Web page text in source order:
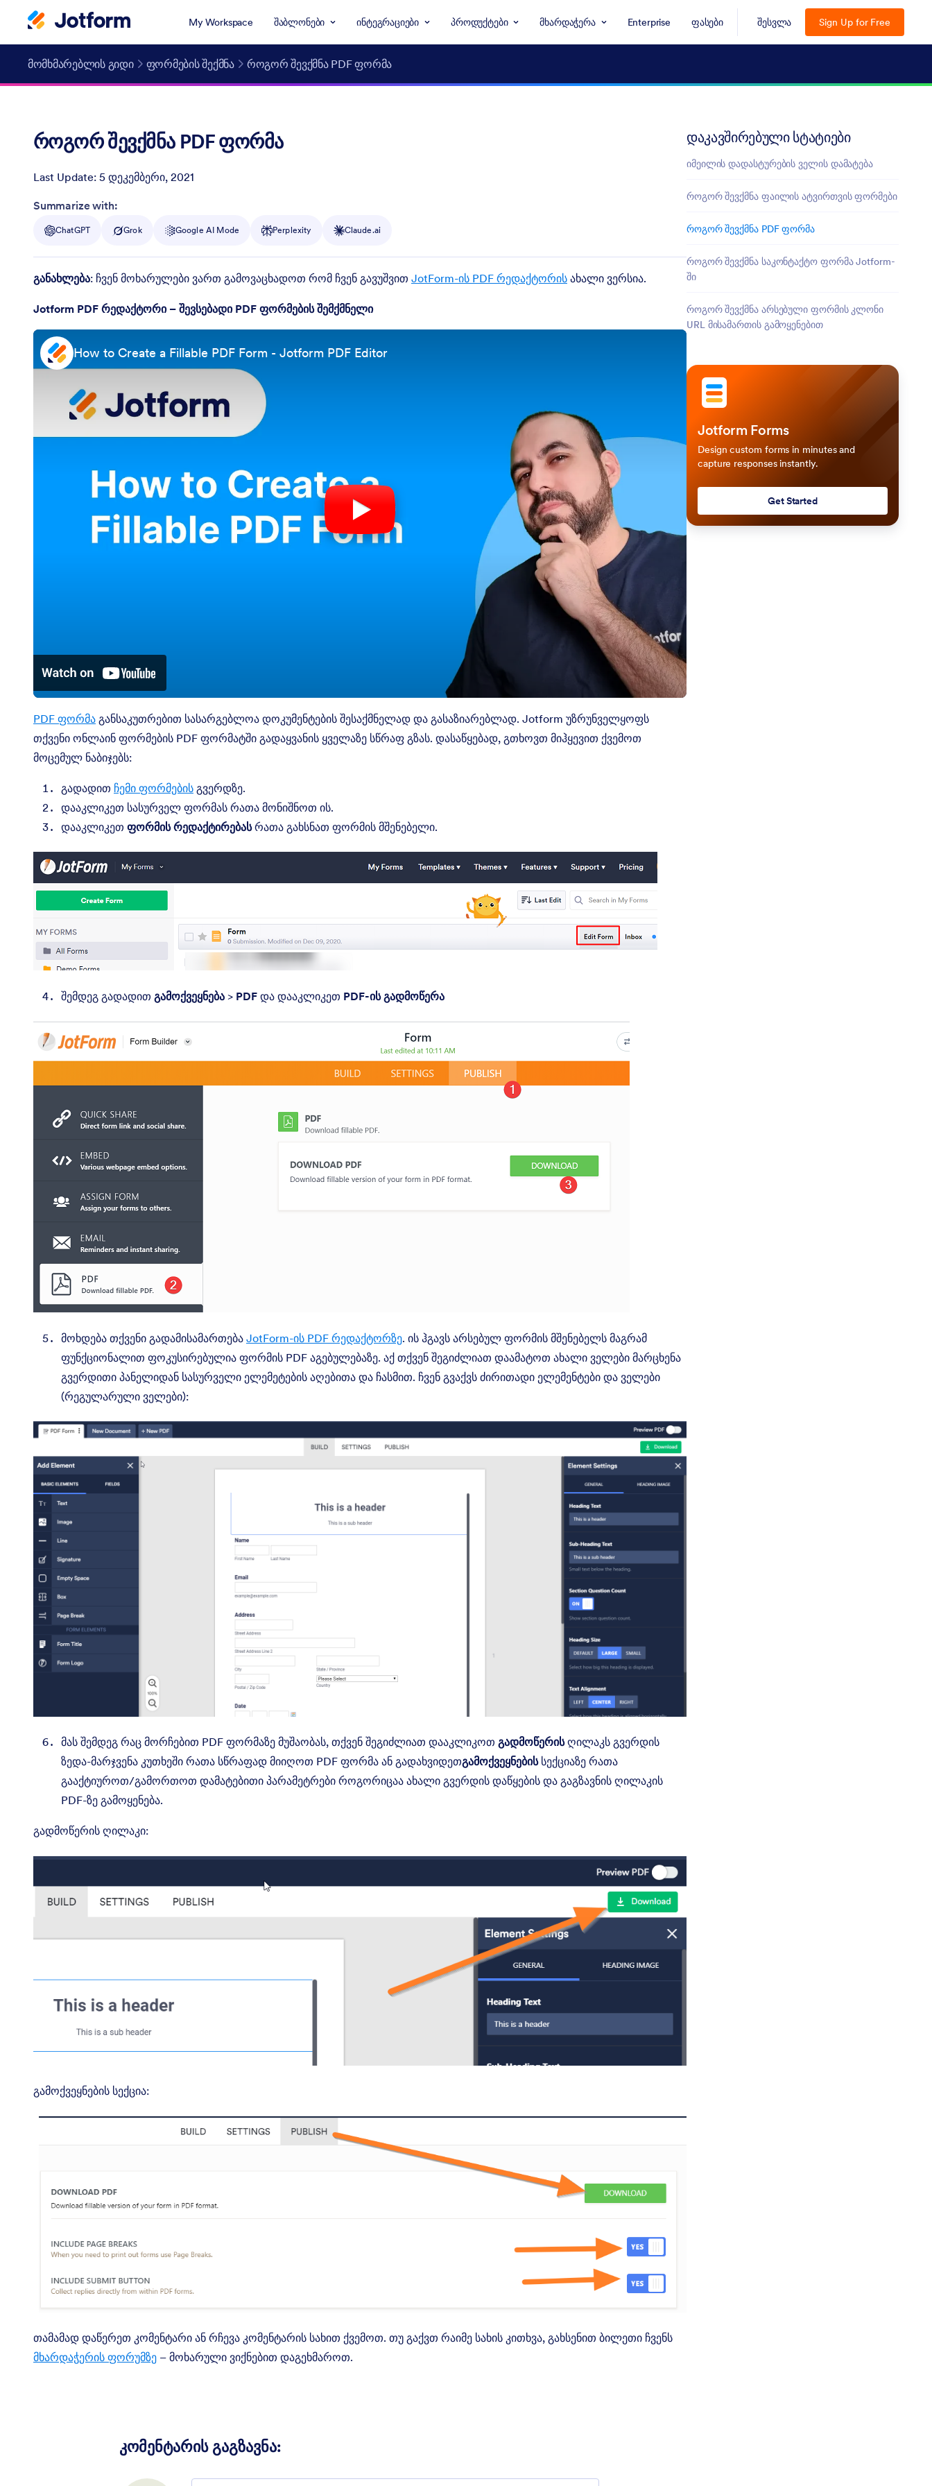
My Workspace შაბლონები ინტეგრაციები პროდუქტები მხარდაჭერა Enterprise ფასები შესვლა Sign Up for Free
მომხმარებლის გიდი ფორმების შექმნა როგორ შევქმნა PDF ფორმა
როგორ შევქმნა PDF ფორმა
Last Update: 5 დეკემბერი, 2021
Post ID
Summarize with:
ChatGPT Grok Google AI Mode Perplexity Claude.ai
განახლება: ჩვენ მოხარულები ვართ გამოვაცხადოთ რომ ჩვენ გავუშვით JotForm-ის PDF რედაქტორის ახალი ვერსია.
Jotform PDF რედაქტორი – შევსებადი PDF ფორმების შემქმნელი
How to Create a Fillable PDF Form - Jotform PDF Editor
PDF ფორმა განსაკუთრებით სასარგებლოა დოკუმენტების შესაქმნელად და გასაზიარებლად. Jotform უზრუნველყოფს
თქვენი ონლაინ ფორმების PDF ფორმატში გადაყვანის ყველაზე სწრაფ გზას. დასაწყებად, გთხოვთ მიჰყევით ქვემოთ
მოცემულ ნაბიჯებს:
გადადით ჩემი ფორმების გვერდზე.
დააკლიკეთ სასურველ ფორმას რათა მონიშნოთ ის.
დააკლიკეთ ფორმის რედაქტირებასრათა გახსნათ ფორმის მშენებელი.
შემდეგ გადადით გამოქვეყნება > PDF და დააკლიკეთ PDF-ის გადმოწერა
მოხდება თქვენი გადამისამართება JotForm-ის PDF რედაქტორზე. ის ჰგავს არსებულ ფორმის მშენებელს მაგრამ
ფუნქციონალით ფოკუსირებულია ფორმის PDF აგებულებაზე. აქ თქვენ შეგიძლიათ დაამატოთ ახალი ველები მარცხენა
გვერდითი პანელიდან სასურველი ელემეტების აღებითა და ჩასმით. ჩვენ გვაქვს ძირითადი ელემენტები და ველები
(რეგულარული ველები):
მას შემდეგ რაც მორჩებით PDF ფორმაზე მუშაობას, თქვენ შეგიძლიათ დააკლიკოთ გადმოწერისღილაკს გვერდის
ზედა-მარჯვენა კუთხეში რათა სწრაფად მიიღოთ PDF ფორმა ან გადახვიდეთგამოქვეყნებისსექციაზე რათა
გააქტიუროთ/გამორთოთ დამატებითი პარამეტრები როგორიცაა ახალი გვერდის დაწყების და გაგზავნის ღილაკის
PDF-ზე გამოყენება.
გადმოწერის ღილაკი:
გამოქვეყნების სექცია:
თამამად დაწერეთ კომენტარი ან რჩევა კომენტარის სახით ქვემოთ. თუ გაქვთ რაიმე სახის კითხვა, გახსენით ბილეთი ჩვენს
მხარდაჭერის ფორუმზე – მოხარული ვიქნებით დაგეხმაროთ.
კომენტარის გაგზავნა:
დაკავშირებული სტატიები
იმეილის დადასტურების ველის დამატება
როგორ შევქმნა ფაილის ატვირთვის ფორმები
როგორ შევქმნა PDF ფორმა
როგორ შევქმნა საკონტაქტო ფორმა Jotform-
ში
როგორ შევქმნა არსებული ფორმის კლონი
URL მისამართის გამოყენებით
Jotform Forms
Design custom forms in minutes and
capture responses instantly.
Get Started